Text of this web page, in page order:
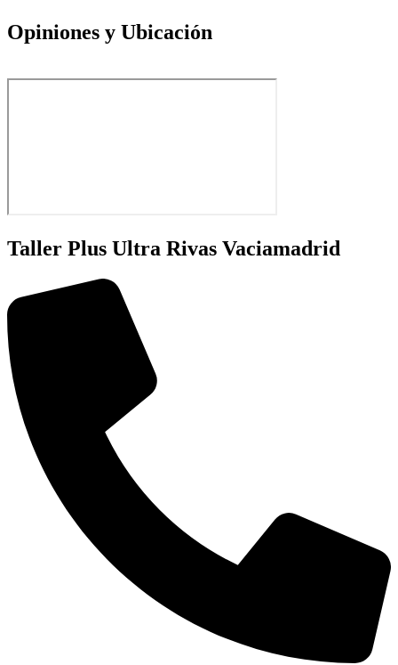
Opiniones y Ubicación
Taller Plus Ultra Rivas Vaciamadrid